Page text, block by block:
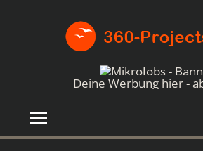
Seiten
im
Deine Werbung hier -